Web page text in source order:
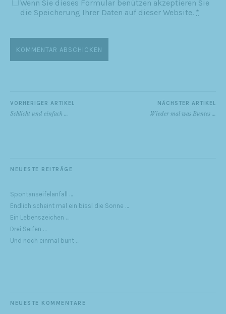
Wenn Sie dieses Formular benützen akzeptieren Sie
die Speicherung Ihrer Daten auf dieser Website. *
VORHERIGER ARTIKEL
Schlicht und einfach …
NÄCHSTER ARTIKEL
Wieder mal was Buntes …
NEUESTE BEITRÄGE
Spontanseifelanfall …
Endlich scheint mal ein bissl die Sonne …
Ein Lebenszeichen …
Drei Seifen …
Und noch einmal bunt …
NEUESTE KOMMENTARE